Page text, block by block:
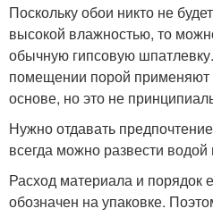
Поскольку обои никто не
высокой влажностью, то
обычную гипсовую
помещении порой применяют
основе, но это не
Нужно отдавать
всегда можно развести
Расход материала и порядок
обозначен на упаковке.